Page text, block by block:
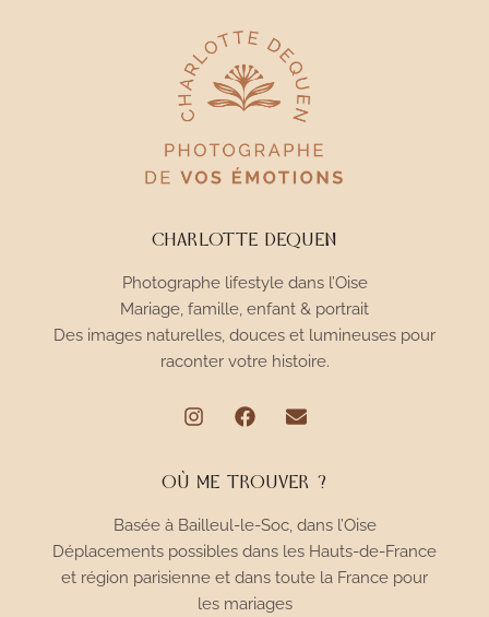
CHARLOTTE DEQUEN
Photographe lifestyle dans l’Oise
Mariage, famille, enfant & portrait
Des images naturelles, douces et lumineuses pour
raconter votre histoire.
OÙ ME TROUVER ?
Basée à Bailleul-le-Soc, dans l’Oise
Déplacements possibles dans les Hauts-de-France
et région parisienne et dans toute la France pour
les mariages